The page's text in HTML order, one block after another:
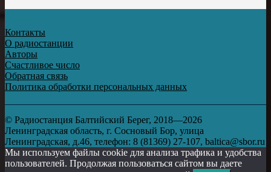
Контакты
О радиостанции
Авторы
Счастливое число
Обратная связь
Политика обработки персональных данных
© Радиостанция Балтийский Берег, 2018—2026
Ленинградская область, г. Сосновый Бор, улица
Ленинградская, д.46, телефон: 8 (81369) 27-107, baltica@sbor.ru
Мы используем файлы cookie для анализа трафика и удобства
пользователей. Продолжая пользоваться сайтом вы даете